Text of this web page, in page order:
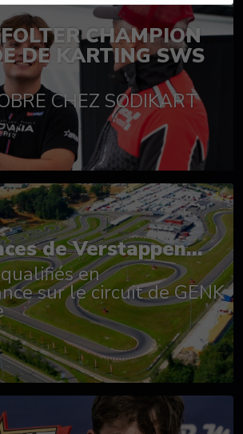
CHAMPION
DE KARTING SWS
CHEZ SODIKART
de Verstappen...
en
sur le circuit de GENK